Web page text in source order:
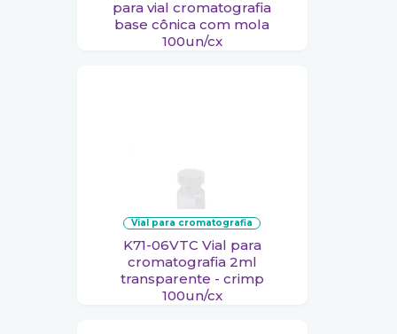
para vial cromatografia
base cônica com mola
100un/cx
vial para cromatografia
K71-06VTC Vial para
cromatografia 2ml
transparente - crimp
100un/cx